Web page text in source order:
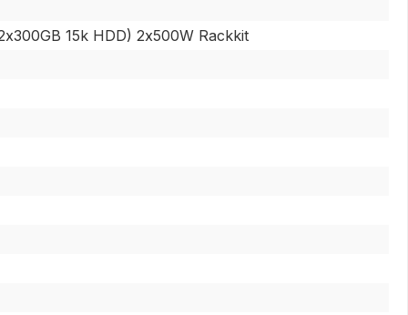
15k HDD) 2x500W Rackkit